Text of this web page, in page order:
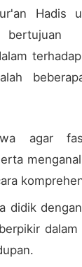
Hadis
agar
didik
dalam